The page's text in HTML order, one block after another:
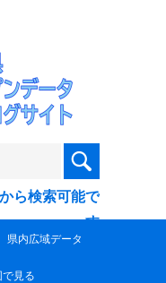
ら検索可能で
す
県内広域データ
見る